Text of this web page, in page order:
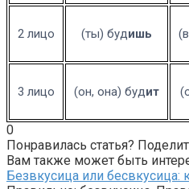
2 лицо (ты) будишь
3 лицо (он, она) будит
0
Понравилась статья?
Вам также может быть
Безвкусица или бесвкусица: